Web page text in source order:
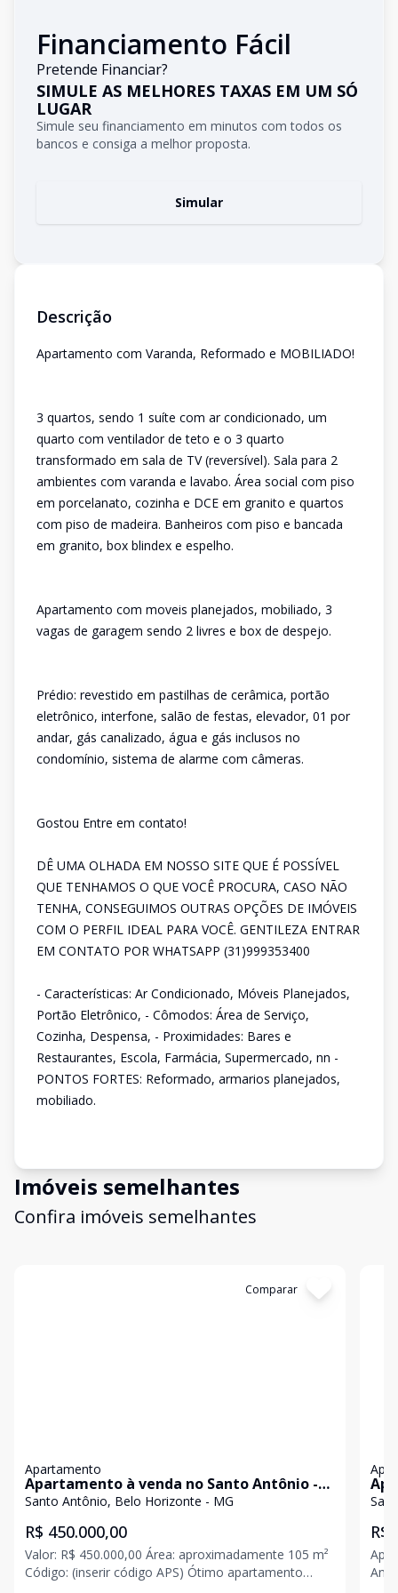
Financiamento Fácil
Pretende Financiar?
SIMULE AS MELHORES TAXAS EM UM SÓ
LUGAR
Simule seu financiamento em minutos com todos os
bancos e consiga a melhor proposta.
Simular
Descrição
Apartamento com Varanda, Reformado e MOBILIADO!
3 quartos, sendo 1 suíte com ar condicionado, um
quarto com ventilador de teto e o 3 quarto
transformado em sala de TV (reversível). Sala para 2
ambientes com varanda e lavabo. Área social com piso
em porcelanato, cozinha e DCE em granito e quartos
com piso de madeira. Banheiros com piso e bancada
em granito, box blindex e espelho.
Apartamento com moveis planejados, mobiliado, 3
vagas de garagem sendo 2 livres e box de despejo.
Prédio: revestido em pastilhas de cerâmica, portão
eletrônico, interfone, salão de festas, elevador, 01 por
andar, gás canalizado, água e gás inclusos no
condomínio, sistema de alarme com câmeras.
Gostou Entre em contato!
DÊ UMA OLHADA EM NOSSO SITE QUE É POSSÍVEL
QUE TENHAMOS O QUE VOCÊ PROCURA, CASO NÃO
TENHA, CONSEGUIMOS OUTRAS OPÇÕES DE IMÓVEIS
COM O PERFIL IDEAL PARA VOCÊ. GENTILEZA ENTRAR
EM CONTATO POR WHATSAPP (31)999353400
- Características: Ar Condicionado, Móveis Planejados,
Portão Eletrônico, - Cômodos: Área de Serviço,
Cozinha, Despensa, - Proximidades: Bares e
Restaurantes, Escola, Farmácia, Supermercado, nn -
PONTOS FORTES: Reformado, armarios planejados,
mobiliado.
Imóveis semelhantes
Confira imóveis semelhantes
Comparar
Apartamento
Apartamento à venda no Santo Antônio -
Belo Horizonte/MG
Santo Antônio, Belo Horizonte - MG
R$ 450.000,00
Valor: R$ 450.000,00 Área: aproximadamente 105 m²
Código: (inserir código APS) Ótimo apartamento
R$
Antônio